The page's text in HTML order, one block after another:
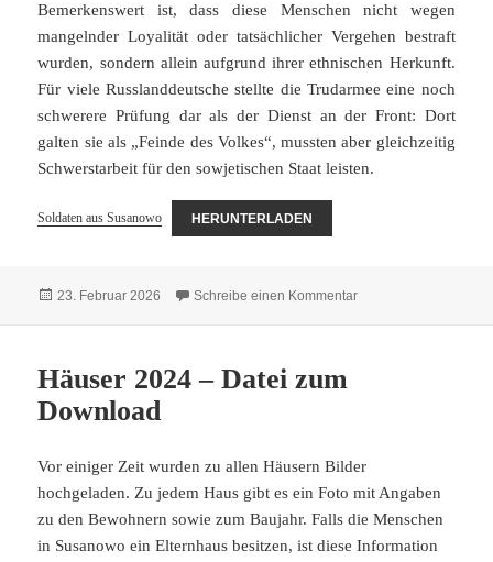
Bemerkenswert ist, dass diese Menschen nicht wegen
mangelnder Loyalität oder tatsächlicher Vergehen bestraft
wurden, sondern allein aufgrund ihrer ethnischen Herkunft.
Für viele Russlanddeutsche stellte die Trudarmee eine noch
schwerere Prüfung dar als der Dienst an der Front: Dort
galten sie als „Feinde des Volkes“, mussten aber gleichzeitig
Schwerstarbeit für den sowjetischen Staat leisten.
Soldaten aus Susanowo HERUNTERLADEN
Veröffentlicht
23. Februar 2026 Schreibe einen Kommentarzu Soldaten aus
Häuser 2024 – Datei zum
Download
Vor einiger Zeit wurden zu allen Häusern Bilder
hochgeladen. Zu jedem Haus gibt es ein Foto mit Angaben
zu den Bewohnern sowie zum Baujahr. Falls die Menschen
in Susanowo ein Elternhaus besitzen, ist diese Information